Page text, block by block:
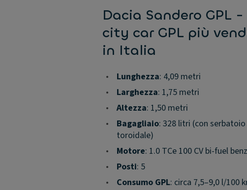
Dacia Sandero GPL
city car GPL più
in Italia
• Lunghezza: 4,09 metri
•
Larghezza: 1,75 metri
•
Altezza: 1,50 metri
•
Bagagliaio: 328 litri (con serbatoio
toroidale)
•
Motore: 1.0 TCe 100 CV bi-fuel
•
Posti: 5
•
Consumo GPL: circa 7,5–9,0 l/100